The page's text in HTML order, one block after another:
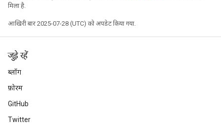
मिला है.
आखिरी बार 2025-07-28 (UTC) को अपडेट किया गया.
जुड़े रहें
ब्लॉग
फ़ोरम
GitHub
Twitter